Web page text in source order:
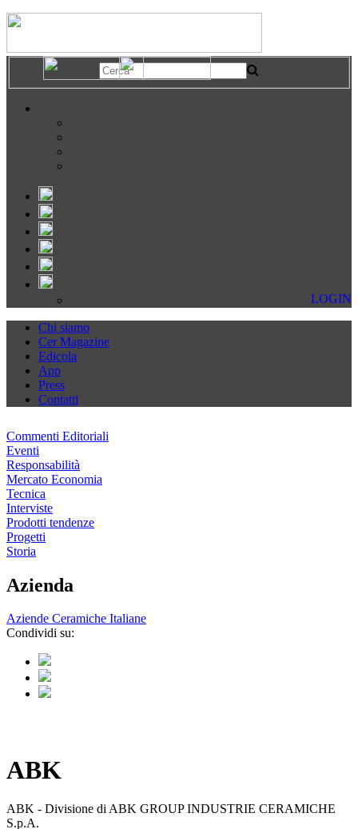
LOGIN
Chi siamo
Cer Magazine
Edicola
App
Press
Contatti
Commenti Editoriali
Eventi
Responsabilità
Mercato Economia
Tecnica
Interviste
Prodotti tendenze
Progetti
Storia
Azienda
Aziende Ceramiche Italiane
Condividi su:
ABK
ABK - Divisione di ABK GROUP INDUSTRIE CERAMICHE
S.p.A.